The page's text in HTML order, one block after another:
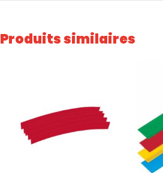
Produits similaires